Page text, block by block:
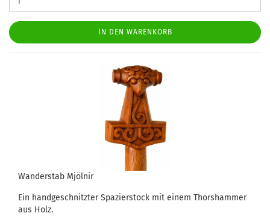
IN DEN WARENKORB
Wanderstab Mjölnir
Ein handgeschnitzter Spazierstock mit einem Thorshammer
aus Holz.